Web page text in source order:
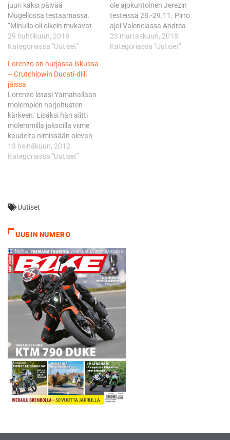
juuri kaksi päivää
Mugellossa testaamassa.
”Minulla oli oikein mukavat
kaksi päivää Mugellossa
Desmosedicin kanssa.
testaamaan kunnolla
marraskuussa. Oli siinä
hiukan hakemista ajorytmin
ja pyörän hallinnan kanssa”,
Pirro sanoo. Tälle kaudelle
testien määrää on
säännöillä rajoitettu, joten
testikuskeilla on vähemmän
töitä kuin…
29 huhtikuun, 2018
Kategoriassa "Uutiset"
ole ajokuntoinen Jerezin
testeissä 28.-29.11. Pirro
ajoi Valenciassa Andrea
Dovizioson ja Danilo
Petruccin rinnalla, mutta ajoi
23 marraskuun, 2018
Kategoriassa "Uutiset"
Lorenzo on hurjassa iskussa
– Crutchlowin Ducati-diili
jäissä
Lorenzo latasi Yamahallaan
molempien harjoitusten
kärkeen. Lisäksi hän alitti
molemmilla jaksoilla viime
kaudelta nimissään olevan
rataennätyksen 1.48,402.
Lorenzo ajoi aamulla ajan
1.48,034, jotka ovat
Stonerin nimissä kaudelta
2011. - Erinomainen aloitus.
Olen todella iloinen, sillä
vauhti on…
13 heinäkuun, 2012
Kategoriassa "Uutiset"
Uutiset
UUSIN NUMERO